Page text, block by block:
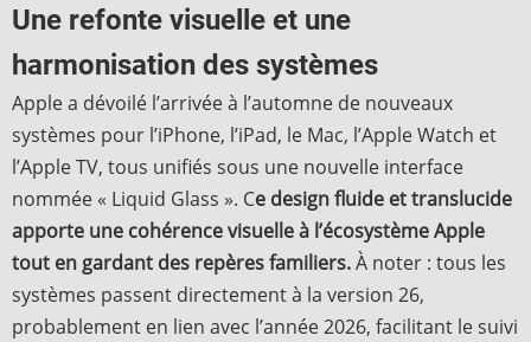
Une refonte visuelle et une
harmonisation des systèmes
Apple a dévoilé l’arrivée à l’automne de nouveaux
systèmes pour l’iPhone, l’iPad, le Mac, l’Apple Watch et
l’Apple TV, tous unifiés sous une nouvelle interface
nommée « Liquid Glass ». Ce design fluide et translucide
apporte une cohérence visuelle à l’écosystème Apple
tout en gardant des repères familiers.À noter : tous les
systèmes passent directement à la version 26,
probablement en lien avec l’année 2026, facilitant le suivi